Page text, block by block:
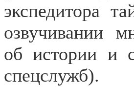
экспедитора
озвучивании
об истории и
спецслужб).